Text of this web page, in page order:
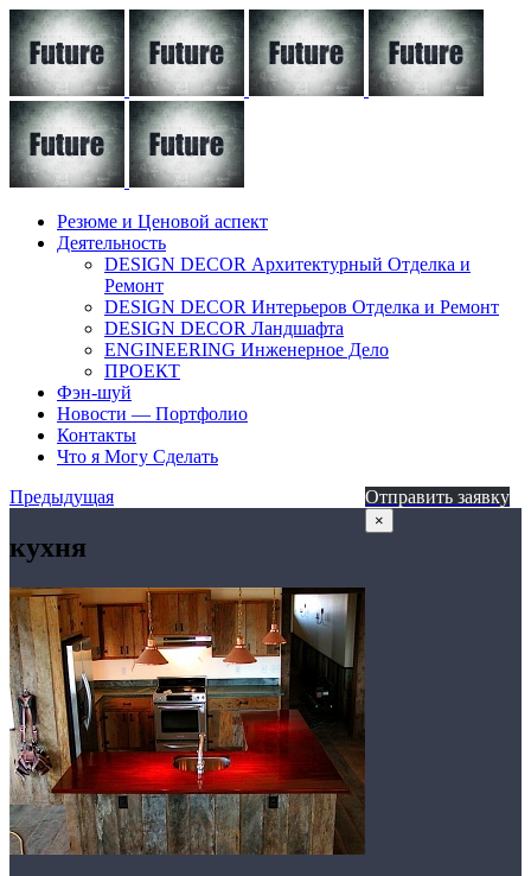
Резюме и Ценовой аспект
Деятельность
DESIGN DECOR Архитектурный Отделка и
Ремонт
DESIGN DECOR Интерьеров Отделка и Ремонт
DESIGN DECOR Ландшафта
ENGINEERING Инженерное Дело
ПРОЕКТ
Фэн-шуй
Новости — Портфолио
Контакты
Что я Могу Сделать
Предыдущая
кухня
Отправить заявку
×